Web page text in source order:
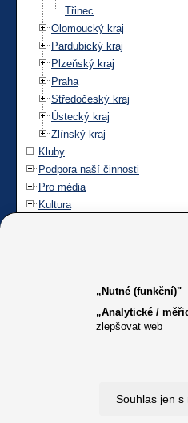
Třinec
Olomoucký kraj
Pardubický kraj
Plzeňský kraj
Praha
Středočeský kraj
Ústecký kraj
Zlínský kraj
Kluby
Podpora naší činnosti
Pro média
Kultura
„Nutné (funkční)"
„Analytické /
zlepšovat web
Souhlas jen s